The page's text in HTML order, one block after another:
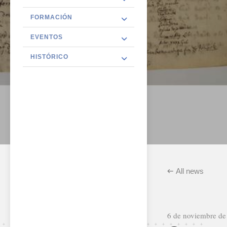
FORMACIÓN
EVENTOS
HISTÓRICO
All news
6 de noviembre